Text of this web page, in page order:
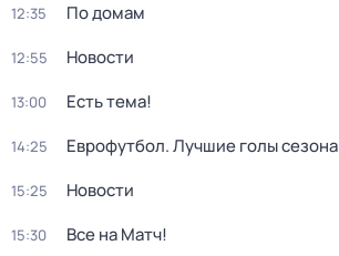
12:35 По домам
12:55 Новости
13:00 Есть тема!
14:25 Еврофутбол. Лучшие голы сезона
15:25 Новости
15:30 Все на Матч!